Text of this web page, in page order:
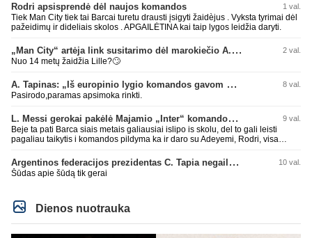
Rodri apsisprendė dėl naujos komandos 1 val.
Tiek Man City tiek tai Barcai turetu drausti įsigyti žaidèjus . Vyksta tyrimai dėl
pažeidimų ir dideliais skolos . APGAILĖTINA kai taip lygos leidžia daryti.
„Man City“ artėja link susitarimo dėl marokiečio A. Bouaddi persikėlimo 2 val.
Nuo 14 metų žaidžia Lille?🙄
A. Tapinas: „Iš europinio lygio komandos gavom gerų pamokų“ 8 val.
Pasirodo,paramas apsimoka rinkti.
L. Messi gerokai pakėlė Majamio „Inter“ komandos vertę 9 val.
Beje ta pati Barca siais metais galiausiai islipo is skolu, del to gali leisti
pagaliau taikytis i komandos pildyma ka ir daro su Adeyemi, Rodri, visa
Argentinos federacijos prezidentas C. Tapia negailėjo pagyrų G. Infantino 10 val.
Šūdas apie šūdą tik gerai
Dienos nuotrauka